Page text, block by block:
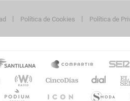
Política de Cookies Política de